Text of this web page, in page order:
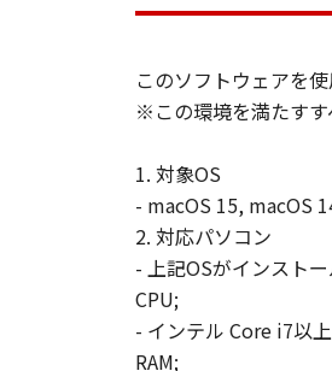
このソフトウェアを
※この環境を満たすす
1. 対象OS
- macOS 15, macOS
2. 対応パソコン
- 上記OSがインスト
CPU;
- インテル Core i7以
RAM;